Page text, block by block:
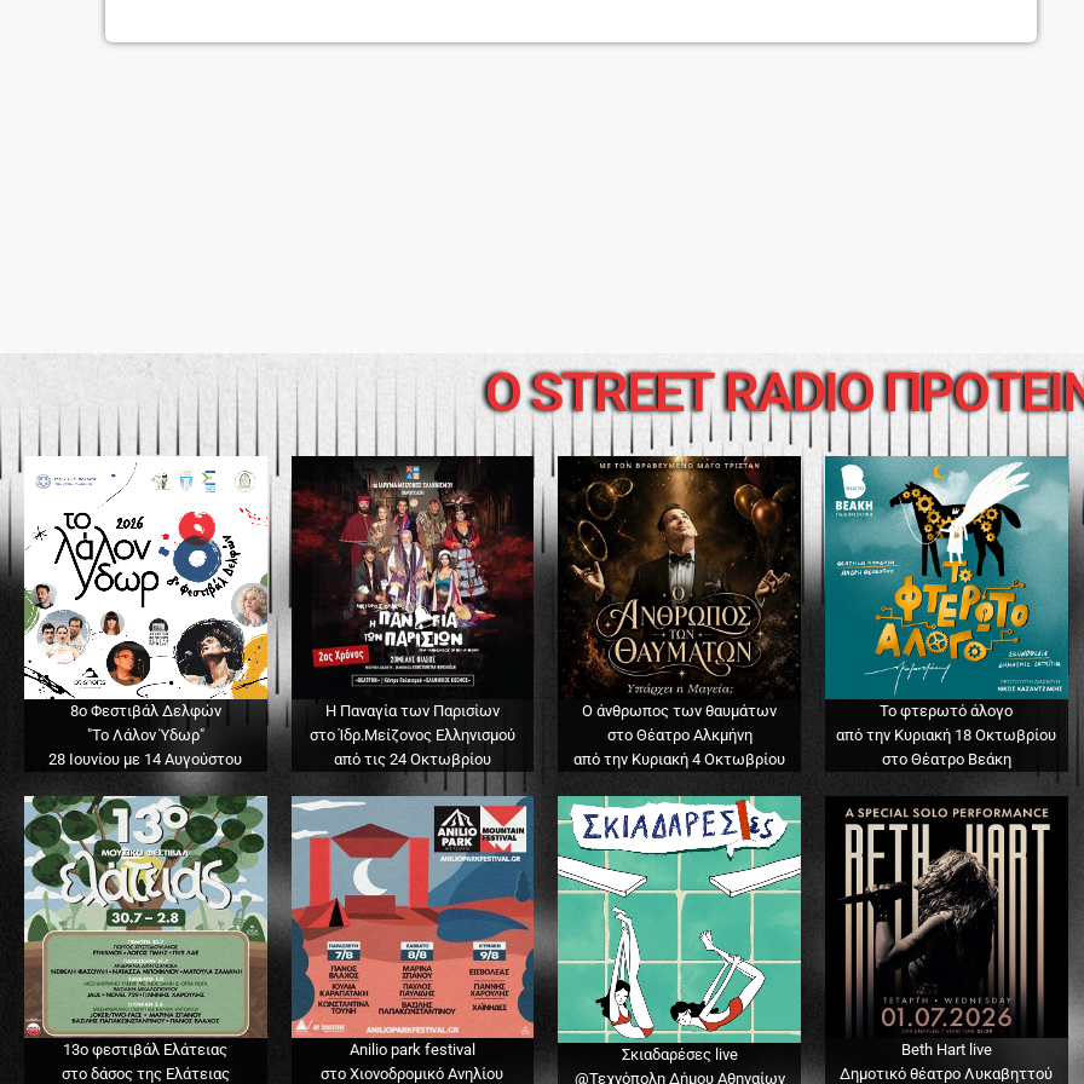
O STREET RADIO
8ο Φεστιβάλ Δελφών
"Το Λάλον Ύδωρ"
28 Ιουνίου με 14 Αυγούστου
Η Παναγία των Παρισίων
στο Ίδρ.Μείζονος Ελληνισμού
από τις 24 Οκτωβρίου
Ο άνθρωπος των θαυμάτων
στο Θέατρο Αλκμήνη
από την Κυριακή 4 Οκτωβρίου
Το φτερωτό άλογο
από την Κυριακή 18 Οκτωβρίου
στο Θέατρο Βεάκη
13o φεστιβάλ Ελάτειας
στο δάσος της Ελάτειας
Anilio park festival
στο Χιονοδρομικό Ανηλίου
Σκιαδαρέσες live
@Τεχνόπολη Δήμου Αθηναίων
Beth Hart live
Δημοτικό θέατρο Λυκαβηττού